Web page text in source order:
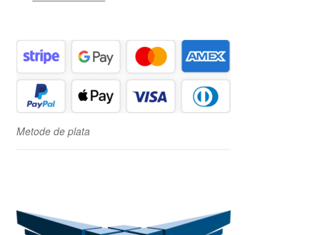
Metode de plata